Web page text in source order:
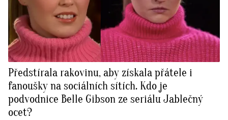
Předstírala rakovinu, aby získala přátele i
fanoušky na sociálních sítích. Kdo je
podvodnice Belle Gibson ze seriálu Jablečný
ocet?